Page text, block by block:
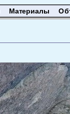
Материалы